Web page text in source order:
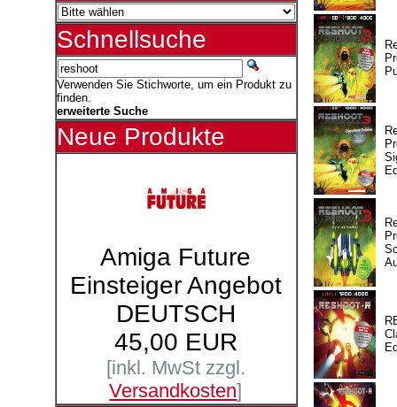
Schnellsuche
Verwenden Sie Stichworte, um ein Produkt zu
finden.
erweiterte Suche
Neue Produkte
Amiga Future
Einsteiger Angebot
DEUTSCH
45,00 EUR
[inkl. MwSt zzgl.
Versandkosten]